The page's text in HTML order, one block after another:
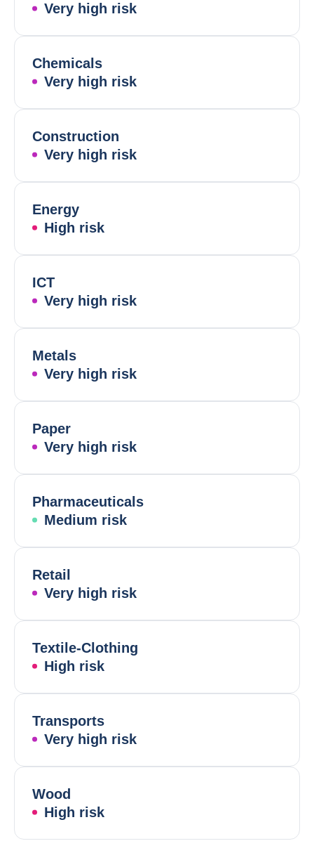
Very high risk
Chemicals
Very high risk
Construction
Very high risk
Energy
High risk
ICT
Very high risk
Metals
Very high risk
Paper
Very high risk
Pharmaceuticals
Medium risk
Retail
Very high risk
Textile-Clothing
High risk
Transports
Very high risk
Wood
High risk